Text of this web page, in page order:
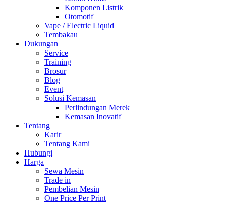
Komponen Listrik
Otomotif
Vape / Electric Liquid
Tembakau
Dukungan
Service
Training
Brosur
Blog
Event
Solusi Kemasan
Perlindungan Merek
Kemasan Inovatif
Tentang
Karir
Tentang Kami
Hubungi
Harga
Sewa Mesin
Trade in
Pembelian Mesin
One Price Per Print